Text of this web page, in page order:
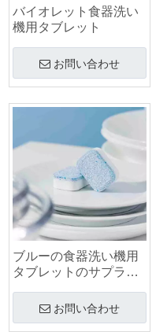
バイオレット食器洗い
機用タブレット
お問い合わせ
ブルーの食器洗い機用
タブレットのサプライ
お問い合わせ